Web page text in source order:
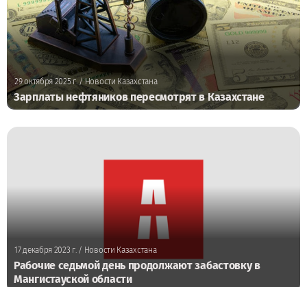
29 октября 2025 г./ Новости Казахстана
Зарплаты нефтяников пересмотрят в Казахстане
17 декабря 2023 г./ Новости Казахстана
Рабочие седьмой день продолжают забастовку в
Мангистауской области